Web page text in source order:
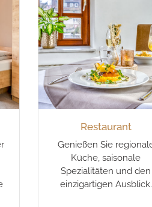
Restaurant
Genießen Sie regionale
Küche, saisonale
Spezialitäten und den